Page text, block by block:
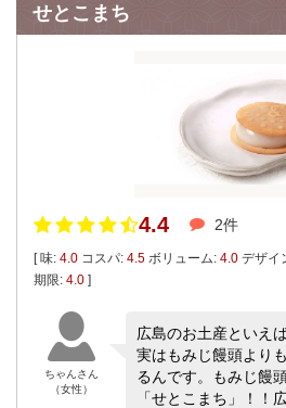
せとこまち
4.4 2件
[ 味: 4.0 コスパ: 4.5 ボリューム: 4.0 デザイ
期限: 4.0 ]
ちゃんさん
（女性）
広島のお土産といえ
実はもみじ饅頭より
るんです。もみじ饅
「せとこまち」！！